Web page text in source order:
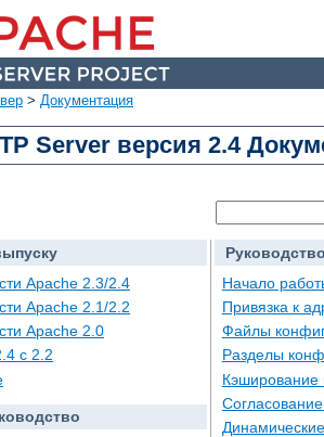
> Документация
Server версия 2.4
Apache 2.3/2.4
Apache 2.1/2.2
Apache 2.0
с 2.2
Начало
Привязка к
Файлы
Разделы
Кэширование